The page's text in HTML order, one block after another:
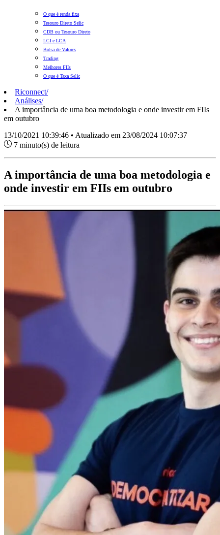
O que é renda fixa
Tesouro Direto Selic
CDB ou Tesouro Direto
LCI e LCA
Bolsa de Valores
Trading
Melhores FIIs
O que é Taxa Selic
Riconnect/
Análises/
A importância de uma boa metodologia e onde investir em FIIs
em outubro
13/10/2021 10:39:46 • Atualizado em 23/08/2024 10:07:37
7 minuto(s) de leitura
A importância de uma boa metodologia e
onde investir em FIIs em outubro